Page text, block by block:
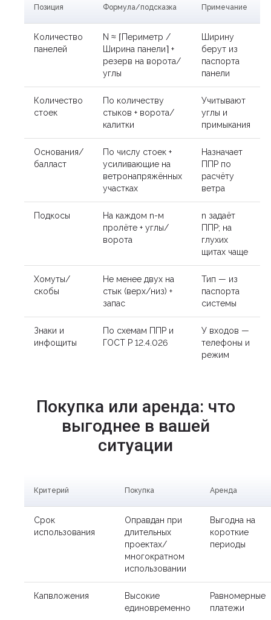
Позиция Формула/подсказка Примечание
Количество
панелей
N ≈ ⌈Периметр /
Ширина панели⌉ +
резерв на ворота/
углы
Ширину
берут из
паспорта
панели
Количество
стоек
По количеству
стыков + ворота/
калитки
Учитывают
углы и
примыкания
Основания/
балласт
По числу стоек +
усиливающие на
ветронапряжённых
участках
Назначает
ППР по
расчёту
ветра
Подкосы
На каждом n-м
пролёте + углы/
ворота
n задаёт
ППР; на
глухих
щитах чаще
Хомуты/
скобы
Не менее двух на
стык (верх/низ) +
запас
Тип — из
паспорта
системы
Знаки и
инфощиты
По схемам ППР и
ГОСТ Р 12.4.026
У входов —
телефоны и
режим
Покупка или аренда: что
выгоднее в вашей
ситуации
Критерий Покупка Аренда
Срок
использования
Оправдан при
длительных
проектах/
многократном
использовании
Выгодна на
короткие
периоды
Капвложения
Высокие
единовременно
Равномерные
платежи